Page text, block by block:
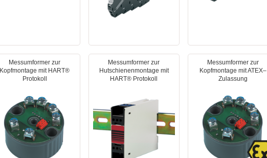
Messumformer zur
Kopfmontage mit HART®
Protokoll
Messumformer zur
Hutschienenmontage mit
HART® Protokoll
Messumformer zur
Kopfmontage mit ATEX–
Zulassung